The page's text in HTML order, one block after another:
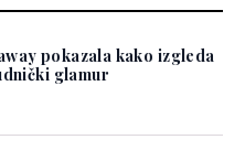
pokazala kako izgleda
glamur